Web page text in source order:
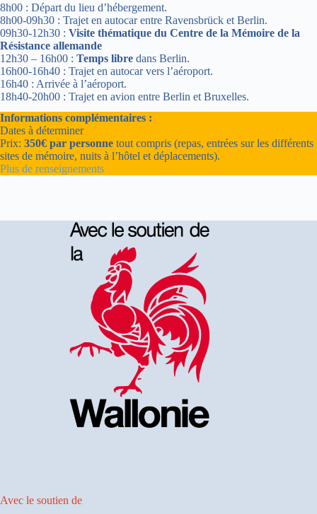
8h00 : Départ du lieu d’hébergement.
8h00-09h30 : Trajet en autocar entre Ravensbrück et Berlin.
09h30-12h30 : Visite thématique du Centre de la Mémoire de la
Résistance allemande
12h30 – 16h00 : Temps libre dans Berlin.
16h00-16h40 : Trajet en autocar vers l’aéroport.
16h40 : Arrivée à l’aéroport.
18h40-20h00 : Trajet en avion entre Berlin et Bruxelles.
Informations complémentaires :
Dates à déterminer
Prix: 350€ par personne tout compris (repas, entrées sur les différents
sites de mémoire, nuits à l’hôtel et déplacements).
Plus de renseignements
Avec le soutien de